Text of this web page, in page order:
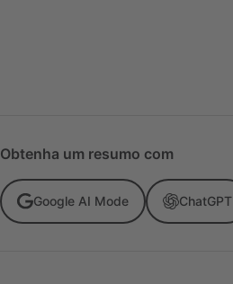
Obtenha um resumo com
Google AI Mode ChatGPT